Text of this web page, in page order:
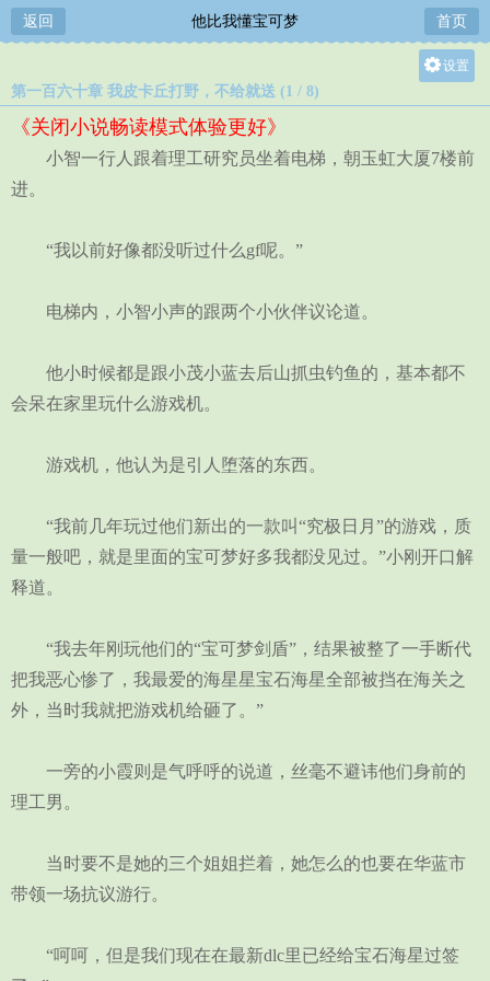
返回 他比我懂宝可梦 首页
设置
中
第一百六十章 我皮卡丘打野，不给就送 (1 / 8)
《关闭小说畅读模式体验更好》
小智一行人跟着理工研究员坐着电梯，朝玉虹大厦7楼前
进。
“我以前好像都没听过什么gf呢。”
电梯内，小智小声的跟两个小伙伴议论道。
他小时候都是跟小茂小蓝去后山抓虫钓鱼的，基本都不
会呆在家里玩什么游戏机。
游戏机，他认为是引人堕落的东西。
“我前几年玩过他们新出的一款叫“究极日月”的游戏，质
量一般吧，就是里面的宝可梦好多我都没见过。”小刚开口解
释道。
“我去年刚玩他们的“宝可梦剑盾”，结果被整了一手断代
把我恶心惨了，我最爱的海星星宝石海星全部被挡在海关之
外，当时我就把游戏机给砸了。”
一旁的小霞则是气呼呼的说道，丝毫不避讳他们身前的
理工男。
当时要不是她的三个姐姐拦着，她怎么的也要在华蓝市
带领一场抗议游行。
“呵呵，但是我们现在在最新dlc里已经给宝石海星过签